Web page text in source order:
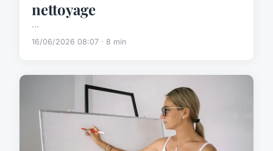
nettoyage
...
16/06/2026 08:07 · 8 min